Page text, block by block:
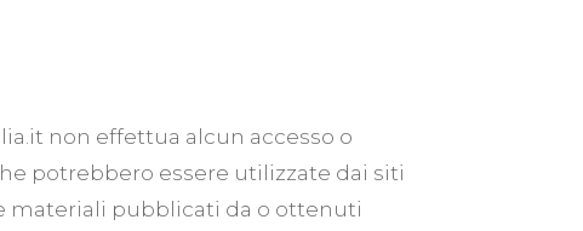
non effettua alcun accesso o
potrebbero essere utilizzate dai siti
materiali pubblicati da o ottenuti